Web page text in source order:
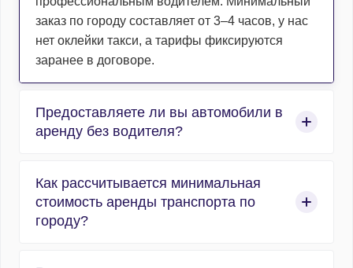
заказ по городу составляет от 3–4 часов, у нас
нет оклейки такси, а тарифы фиксируются
заранее в договоре.
Предоставляете ли вы автомобили в
аренду без водителя?
организованных пассажирских перевозок, и
абсолютно весь автотранспорт
предоставляется с профессиональным
Как рассчитывается минимальная
стоимость аренды транспорта по
городу?